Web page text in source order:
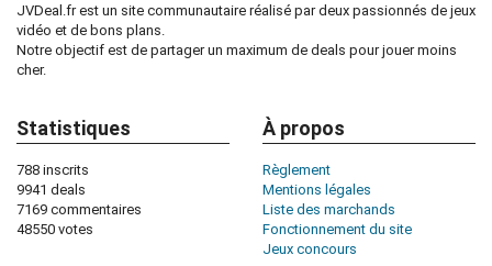
JVDeal.fr est un site communautaire réalisé par deux passionnés de jeux
vidéo et de bons plans.
Notre objectif est de partager un maximum de deals pour jouer moins
cher.
Statistiques
788 inscrits
9941 deals
7169 commentaires
48550 votes
À propos
Règlement
Mentions légales
Liste des marchands
Fonctionnement du site
Jeux concours